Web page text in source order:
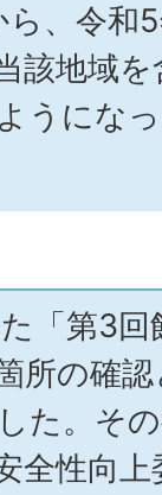
、令和
該地域
うにな
「第3回
所の確
た。そ
全性向